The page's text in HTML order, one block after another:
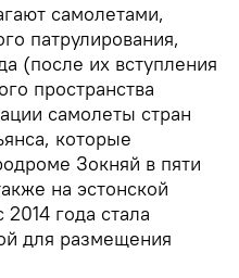
самолетами,
патрулирования,
(после их вступления
пространства
самолеты стран
которые
Зокняй в пяти
на эстонской
года стала
для размещения